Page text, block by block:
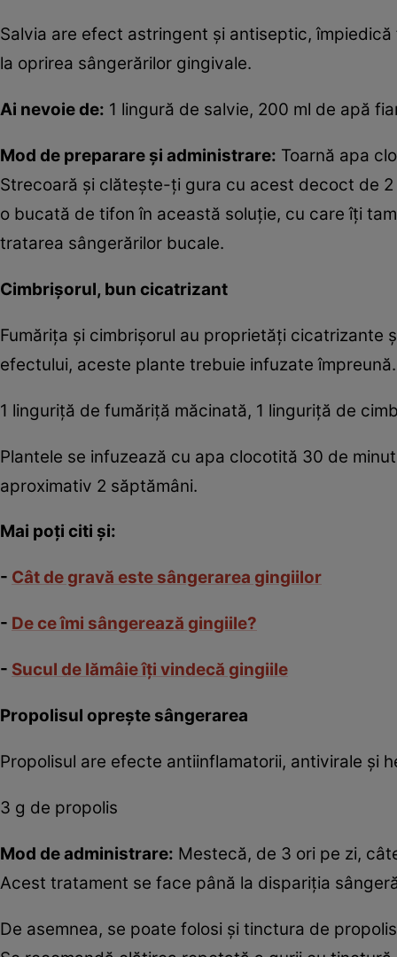
Salvia are efect astringent şi antiseptic,
la oprirea sângerărilor gingivale.
Ai nevoie de: 1 lingură de salvie, 200 ml de apă
Mod de preparare şi administrare: Toarnă apa
Strecoară şi clăteşte-ţi gura cu acest decoct de
o bucată de tifon în această soluţie, cu care îţi
tratarea sângerărilor bucale.
Cimbrişorul, bun cicatrizant
Fumăriţa şi cimbrişorul au proprietăţi cicatrizante
efectului, aceste plante trebuie infuzate împreună.
1 linguriţă de fumăriţă măcinată, 1 linguriţă de
Plantele se infuzează cu apa clocotită 30 de
aproximativ 2 săptămâni.
Mai poţi citi şi:
- Cât de gravă este sângerarea gingiilor
- De ce îmi sângerează gingiile?
- Sucul de lămâie îţi vindecă gingiile
Propolisul opreşte sângerarea
Propolisul are efecte antiinflamatorii, antivirale şi
3 g de propolis
Mod de administrare: Mestecă, de 3 ori pe zi,
Acest tratament se face până la dispariţia
De asemnea, se poate folosi şi tinctura de